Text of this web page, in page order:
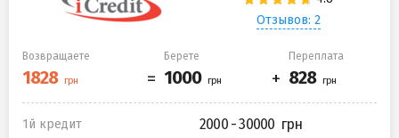
Отзывов: 2
Возвращаете Берете Переплата
1й кредит 2000 - 30000